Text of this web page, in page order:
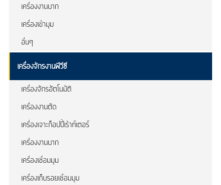
เครื่องงานบาก
เครื่องเข้ามุม
อื่นๆ
เครื่องจักรงานพีวีซี
เครื่องจักรอัตโนมัติ
เครื่องงานตัด
เครื่องเจาะก็อปปี้เร้าท์เตอร์
เครื่องงานบาก
เครื่องเชื่อมมุม
เครื่องเก็บรอยเชื่อมมุม